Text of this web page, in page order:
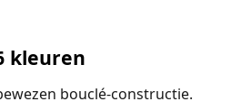
kleuren
bouclé-constructie.